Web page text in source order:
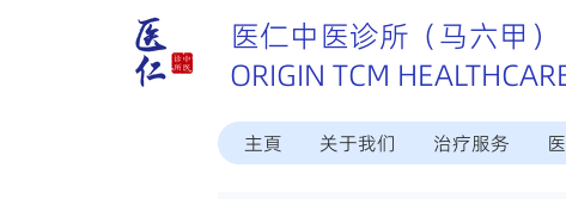
医仁中医诊所（马六甲）
ORIGIN TCM
主頁 关于我们 治疗服务